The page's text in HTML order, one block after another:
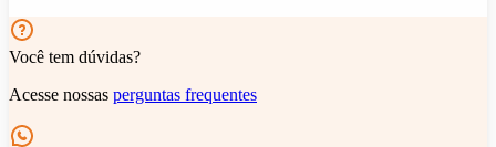
Você tem dúvidas?
Acesse nossas perguntas frequentes